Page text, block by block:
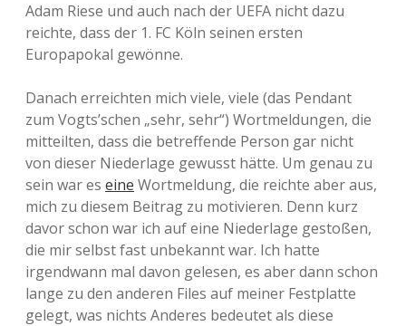
Adam Riese und auch nach der UEFA nicht dazu
reichte, dass der 1. FC Köln seinen ersten
Europapokal gewönne.
Danach erreichten mich viele, viele (das Pendant
zum Vogts’schen „sehr, sehr“) Wortmeldungen, die
mitteilten, dass die betreffende Person gar nicht
von dieser Niederlage gewusst hätte. Um genau zu
sein war es eine Wortmeldung, die reichte aber aus,
mich zu diesem Beitrag zu motivieren. Denn kurz
davor schon war ich auf eine Niederlage gestoßen,
die mir selbst fast unbekannt war. Ich hatte
irgendwann mal davon gelesen, es aber dann schon
lange zu den anderen Files auf meiner Festplatte
gelegt, was nichts Anderes bedeutet als diese